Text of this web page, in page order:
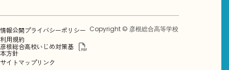
情報公開プライバシーポリシー
利用規約
彦根総合高校いじめ対策基
本方針
サイトマップリンク
Copyright © 彦根総合高等学校